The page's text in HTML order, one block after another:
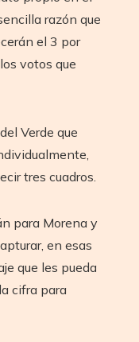
razón que
el 3 por
votos que
Verde que
tres cuadros.
para Morena y
en esas
que les pueda
cifra para